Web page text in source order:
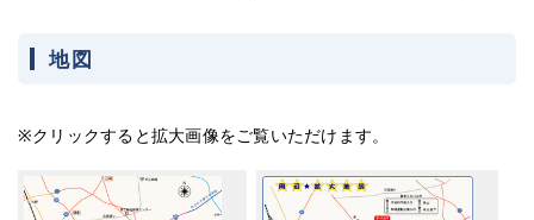
地図
※クリックすると拡大画像をご覧いただけます。